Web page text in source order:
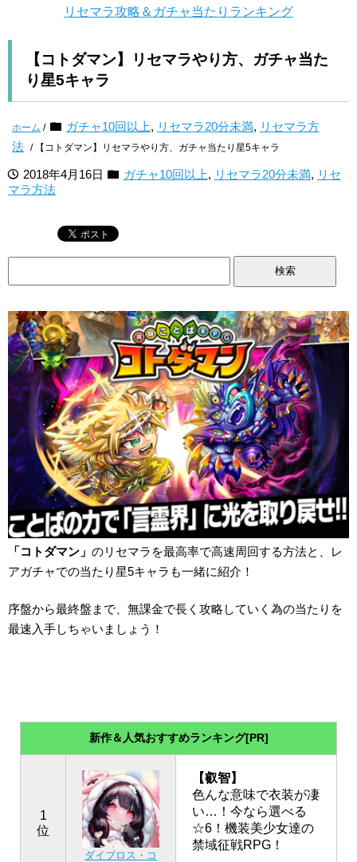
リセマラ攻略＆ガチャ当たりランキング
【コトダマン】リセマラやり方、ガチャ当た
り星5キャラ
ホーム / ガチャ10回以上, リセマラ20分未満, リセマラ方
法 / 【コトダマン】リセマラやり方、ガチャ当たり星5キャラ
2018年4月16日 ガチャ10回以上, リセマラ20分未満, リセ
マラ方法
「コトダマン」 のリセマラを最高率で高速周回する方法と、レ
アガチャでの当たり星5キャラも一緒に紹介！
序盤から最終盤まで、無課金で長く攻略していく為の当たりを
最速入手しちゃいましょう！
新作＆人気おすすめランキング[PR]
1
位
ダイブロス・コ
【叡智】
色んな意味で衣装が凄
い…！今なら選べる
☆6！機装美少女達の
禁域征戦RPG！